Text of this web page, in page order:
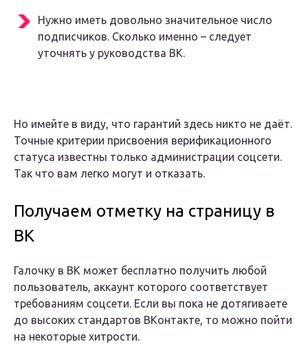
Нужно иметь довольно значительное число
подписчиков. Сколько именно – следует
уточнять у руководства ВК.
Но имейте в виду, что гарантий здесь никто не даёт.
Точные критерии присвоения верификационного
статуса известны только администрации соцсети.
Так что вам легко могут и отказать.
Получаем отметку на страницу в
ВК
Галочку в ВК может бесплатно получить любой
пользователь, аккаунт которого соответствует
требованиям соцсети. Если вы пока не дотягиваете
до высоких стандартов ВКонтакте, то можно пойти
на некоторые хитрости.